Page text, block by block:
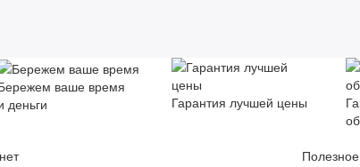
ваше время
деньги
Гарантия лучшей цены
Полезное